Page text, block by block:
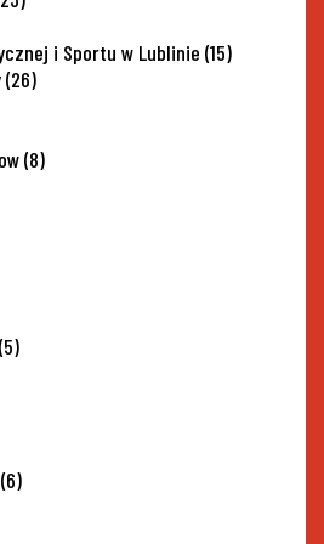
i Sportu w Lublinie (15)
(26)
(8)
(5)
(6)